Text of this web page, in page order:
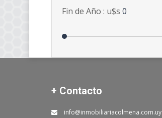
Fin de Año : u$s 0
+ Contacto
info@inmobiliariacolmena.com.uy